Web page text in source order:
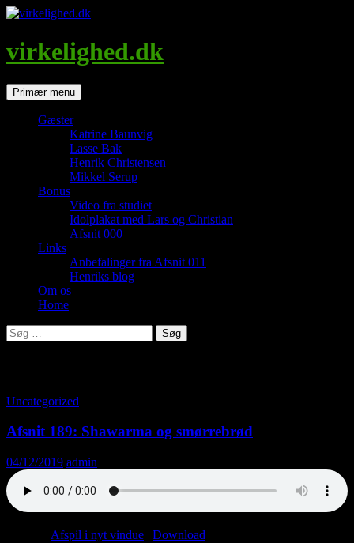
Hop
indhold
virkelighed.dk
SøgPrimær menu
Gæster
Katrine Baunvig
Lasse Bak
Henrik Christensen
Mikkel Serup
Bonus
Video fra studiet
Idolplakat med Lars og Christian
Afsnit 000
Links
Anbefalinger fra Afsnit 011
Henriks blog
Om os
Home
Søg
efter:
Uncategorized
Afsnit 189: Shawarma og smørrebrød
04/12/2019 admin
Afspil i nyt vindue Download